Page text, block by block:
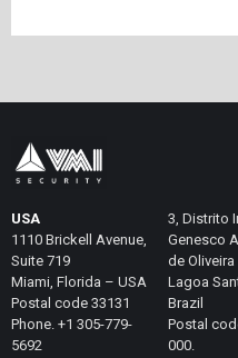
USA
1110 Brickell Avenue,
Suite 719
Miami, Florida – USA
Postal code 33131
Phone. +1 305-779-
5692
3, Distrito
Genesco
de Oliveira
Lagoa
Brazil
Postal
000.